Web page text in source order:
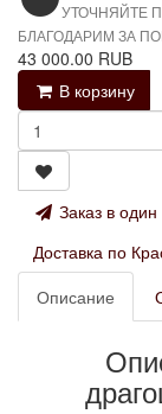
УТОЧНЯЙТЕ
БЛАГОДАРИМ ЗА
43 000.00 RUB
В корзину
Заказ в один
Доставка по
Описание